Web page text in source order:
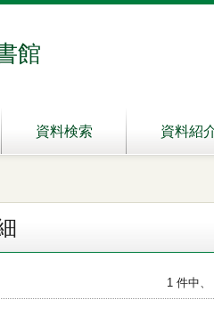
館
資料検索 資料紹
1 件中、